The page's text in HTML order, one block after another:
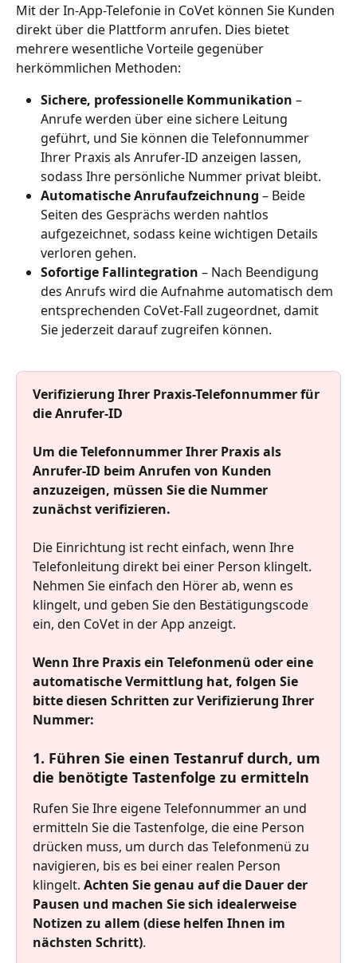
Mit der In-App-Telefonie in CoVet können Sie Kunden
direkt über die Plattform anrufen. Dies bietet
mehrere wesentliche Vorteile gegenüber
herkömmlichen Methoden:
Sichere, professionelle Kommunikation –
Anrufe werden über eine sichere Leitung
geführt, und Sie können die Telefonnummer
Ihrer Praxis als Anrufer-ID anzeigen lassen,
sodass Ihre persönliche Nummer privat bleibt.
Automatische Anrufaufzeichnung – Beide
Seiten des Gesprächs werden nahtlos
aufgezeichnet, sodass keine wichtigen Details
verloren gehen.
Sofortige Fallintegration – Nach Beendigung
des Anrufs wird die Aufnahme automatisch dem
entsprechenden CoVet-Fall zugeordnet, damit
Sie jederzeit darauf zugreifen können.​
Verifizierung Ihrer Praxis-Telefonnummer für
die Anrufer-ID
Um die Telefonnummer Ihrer Praxis als
Anrufer-ID beim Anrufen von Kunden
anzuzeigen, müssen Sie die Nummer
zunächst verifizieren.
Die Einrichtung ist recht einfach, wenn Ihre
Telefonleitung direkt bei einer Person klingelt.
Nehmen Sie einfach den Hörer ab, wenn es
klingelt, und geben Sie den Bestätigungscode
ein, den CoVet in der App anzeigt.
Wenn Ihre Praxis ein Telefonmenü oder eine
automatische Vermittlung hat, folgen Sie
bitte diesen Schritten zur Verifizierung Ihrer
Nummer:
1. Führen Sie einen Testanruf durch, um
die benötigte Tastenfolge zu ermitteln
Rufen Sie Ihre eigene Telefonnummer an und
ermitteln Sie die Tastenfolge, die eine Person
drücken muss, um durch das Telefonmenü zu
navigieren, bis es bei einer realen Person
klingelt. Achten Sie genau auf die Dauer der
Pausen und machen Sie sich idealerweise
Notizen zu allem (diese helfen Ihnen im
nächsten Schritt).